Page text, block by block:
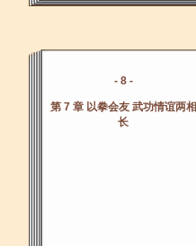
- 8 -
第 7 章 以拳会友 武功情谊两相
长